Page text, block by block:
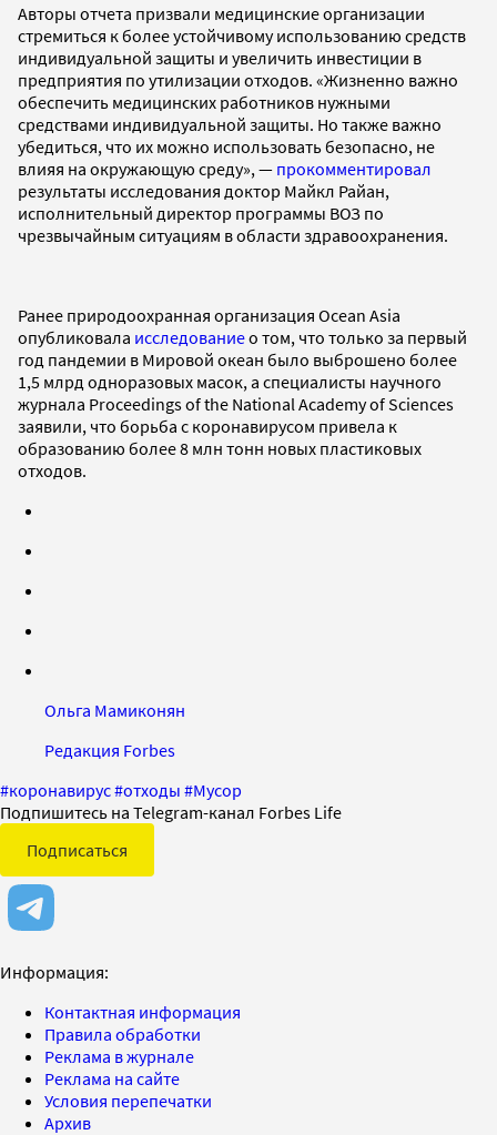
Авторы отчета призвали медицинские организации
стремиться к более устойчивому использованию средств
индивидуальной защиты и увеличить инвестиции в
предприятия по утилизации отходов. «Жизненно важно
обеспечить медицинских работников нужными
средствами индивидуальной защиты. Но также важно
убедиться, что их можно использовать безопасно, не
влияя на окружающую среду», — прокомментировал
результаты исследования доктор Майкл Райан,
исполнительный директор программы ВОЗ по
чрезвычайным ситуациям в области здравоохранения.
Ранее природоохранная организация Ocean Asia
опубликовала исследованиео том, что только за первый
год пандемии в Мировой океан было выброшено более
1,5 млрд одноразовых масок, а специалисты научного
журнала Proceedings of the National Academy of Sciences
заявили, что борьба с коронавирусом привела к
образованию более 8 млн тонн новых пластиковых
отходов.
Ольга Мамиконян
Редакция Forbes
#коронавирус#отходы #Мусор
Подпишитесь на Telegram-канал Forbes Life
Подписаться
Информация:
Контактная информация
Правила обработки
Реклама в журнале
Реклама на сайте
Условия перепечатки
Архив